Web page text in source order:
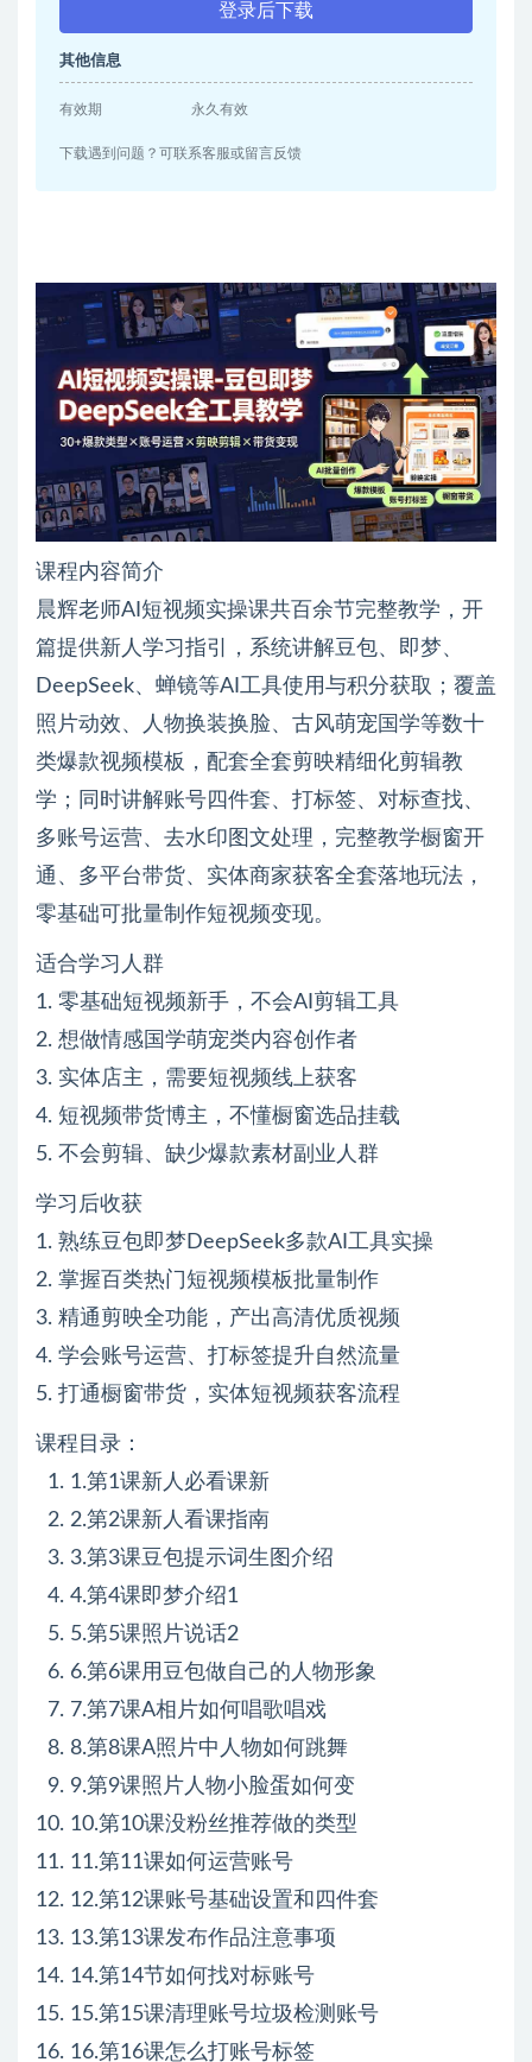
登录后下载
其他信息
有效期 永久有效
下载遇到问题？可联系客服或留言反馈
课程内容简介
晨辉老师AI短视频实操课共百余节完整教学，开
篇提供新人学习指引，系统讲解豆包、即梦、
DeepSeek、蝉镜等AI工具使用与积分获取；覆盖
照片动效、人物换装换脸、古风萌宠国学等数十
类爆款视频模板，配套全套剪映精细化剪辑教
学；同时讲解账号四件套、打标签、对标查找、
多账号运营、去水印图文处理，完整教学橱窗开
通、多平台带货、实体商家获客全套落地玩法，
零基础可批量制作短视频变现。
适合学习人群
1. 零基础短视频新手，不会AI剪辑工具
2. 想做情感国学萌宠类内容创作者
3. 实体店主，需要短视频线上获客
4. 短视频带货博主，不懂橱窗选品挂载
5. 不会剪辑、缺少爆款素材副业人群
学习后收获
1. 熟练豆包即梦DeepSeek多款AI工具实操
2. 掌握百类热门短视频模板批量制作
3. 精通剪映全功能，产出高清优质视频
4. 学会账号运营、打标签提升自然流量
5. 打通橱窗带货，实体短视频获客流程
课程目录：
1. 1.第1课新人必看课新
2. 2.第2课新人看课指南
3. 3.第3课豆包提示词生图介绍
4. 4.第4课即梦介绍1
5. 5.第5课照片说话2
6. 6.第6课用豆包做自己的人物形象
7. 7.第7课A相片如何唱歌唱戏
8. 8.第8课A照片中人物如何跳舞
9. 9.第9课照片人物小脸蛋如何变
10. 10.第10课没粉丝推荐做的类型
11. 11.第11课如何运营账号
12. 12.第12课账号基础设置和四件套
13. 13.第13课发布作品注意事项
14. 14.第14节如何找对标账号
15. 15.第15课清理账号垃圾检测账号
16. 16.第16课怎么打账号标签